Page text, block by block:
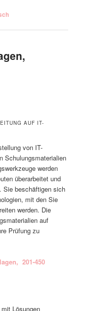
AUF IT-
von IT-
Schulungsmaterialien
werden
überarbeitet und
Sie beschäftigen sich
mit den Sie
werden. Die
auf
Prüfung zu
201-450
Lösungen